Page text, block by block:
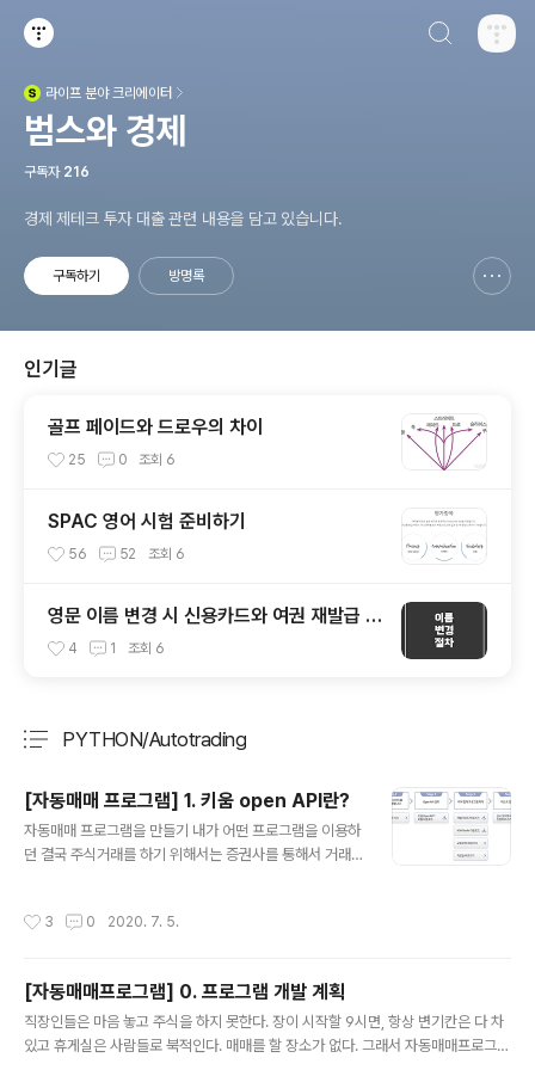
라이프분야 크리에이터
범스와 경제
구독자 216
경제 제테크 투자 대출 관련 내용을 담고 있습니다.
구독하기 방명록
인기글
골프 페이드와 드로우의 차이
25 0 조회 6
SPAC 영어 시험 준비하기
56 52 조회 6
영문 이름 변경 시 신용카드와 여권 재발급 절
차 4 1 조회 6
PYTHON/Autotrading
[자동매매 프로그램] 1. 키움 open API란?
자동매매 프로그램을 만들기 내가 어떤 프로그램을 이용하
던 결국 주식거래를 하기 위해서는 증권사를 통해서 거래
률을 내는 자동매매 프로그램을 만드는 것이 목적이므로
ramming Interface)란? 파이썬에서 패키지, 클래스와
같은 역할을 한다고 보면된다. 그래서 키움 API라고 하면,
키움에서 제공하는 모듈들의 집합으로 우리가 증권사에서
3 0 2020. 7. 5.
[자동매매프로그램] 0. 프로그램 개발 계획
직장인들은 마음 놓고 주식을 하지 못한다. 장이 시작할 9시면, 항상 변기칸은 다 차
있고 휴게실은 사람들로 북적인다. 매매를 할 장소가 없다. 그래서 자동매매프로그램